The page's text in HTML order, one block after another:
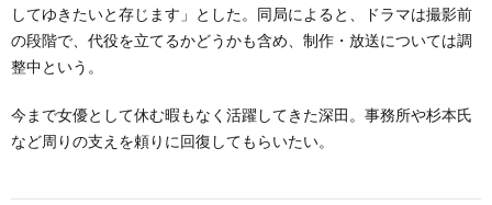
してゆきたいと存じます」とした。同局によると、ドラマは撮影前
の段階で、代役を立てるかどうかも含め、制作・放送については調
整中という。
今まで女優として休む暇もなく活躍してきた深田。事務所や杉本氏
など周りの支えを頼りに回復してもらいたい。